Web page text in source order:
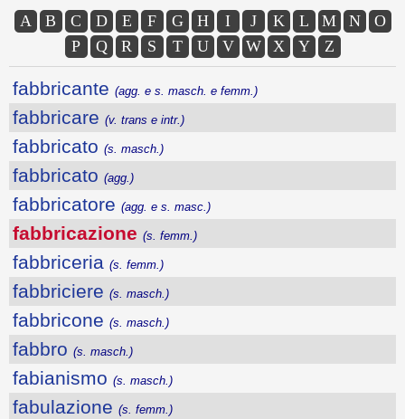
A B C D E F G H I J K L M N
O
P
Q R S T U V W X Y Z
fabbricante (agg. e s. masch. e femm.)
fabbricare (v. trans e intr.)
fabbricato (s. masch.)
fabbricato (agg.)
fabbricatore (agg. e s. masc.)
fabbricazione (s. femm.)
fabbriceria (s. femm.)
fabbriciere (s. masch.)
fabbricone (s. masch.)
fabbro (s. masch.)
fabianismo (s. masch.)
fabulazione (s. femm.)